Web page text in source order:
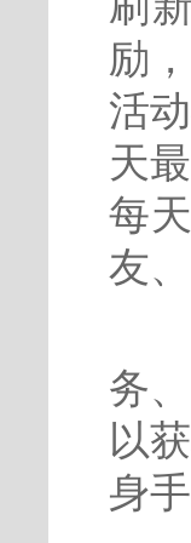
励
活
天
每
友
务
以
身手